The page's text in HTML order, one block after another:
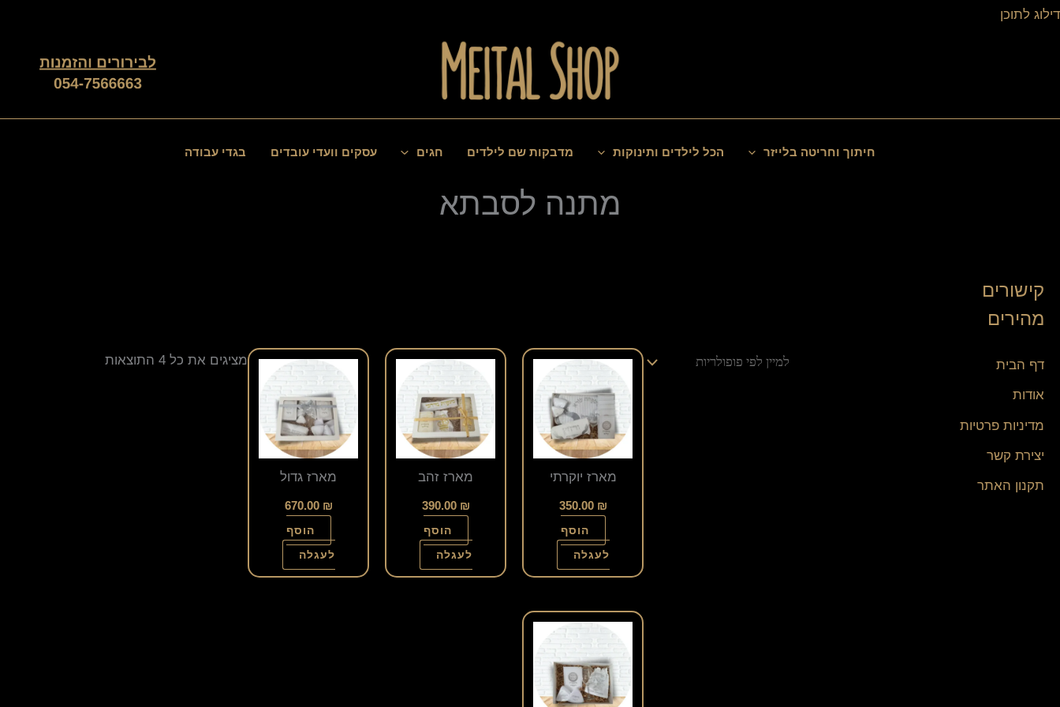
דילוג לתוכן
דילוג
חיתוך וחריטה בלייזר הכל לילדים ותינוקות מדבקות שם לילדים חגים עסקים וועדי עובדים בגדי עבודה
מתנה לסבתא
קישורים
מהירים
דף הבית
אודות
מדיניות פרטיות
יצירת קשר
תקנון האתר
מציגים את כל ⁦4⁩ התוצאות
לפי
פופולריות
מארז יוקרתי
350.00 ₪
הוסף
לעגלה
מארז זהב
390.00 ₪
הוסף
לעגלה
מארז גדול
670.00 ₪
הוסף
לעגלה